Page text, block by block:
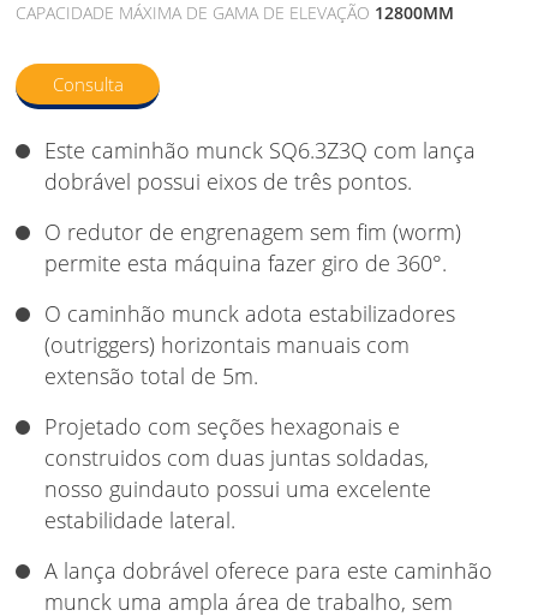
CAPACIDADE MÁXIMA DE GAMA DE ELEVAÇÃO 12800MM
Consulta
Este caminhão munck SQ6.3Z3Q com lança
dobrável possui eixos de três pontos.
O redutor de engrenagem sem fim (worm)
permite esta máquina fazer giro de 360°.
O caminhão munck adota estabilizadores
(outriggers) horizontais manuais com
extensão total de 5m.
Projetado com seções hexagonais e
construidos com duas juntas soldadas,
nosso guindauto possui uma excelente
estabilidade lateral.
A lança dobrável oferece para este caminhão
munck uma ampla área de trabalho, sem